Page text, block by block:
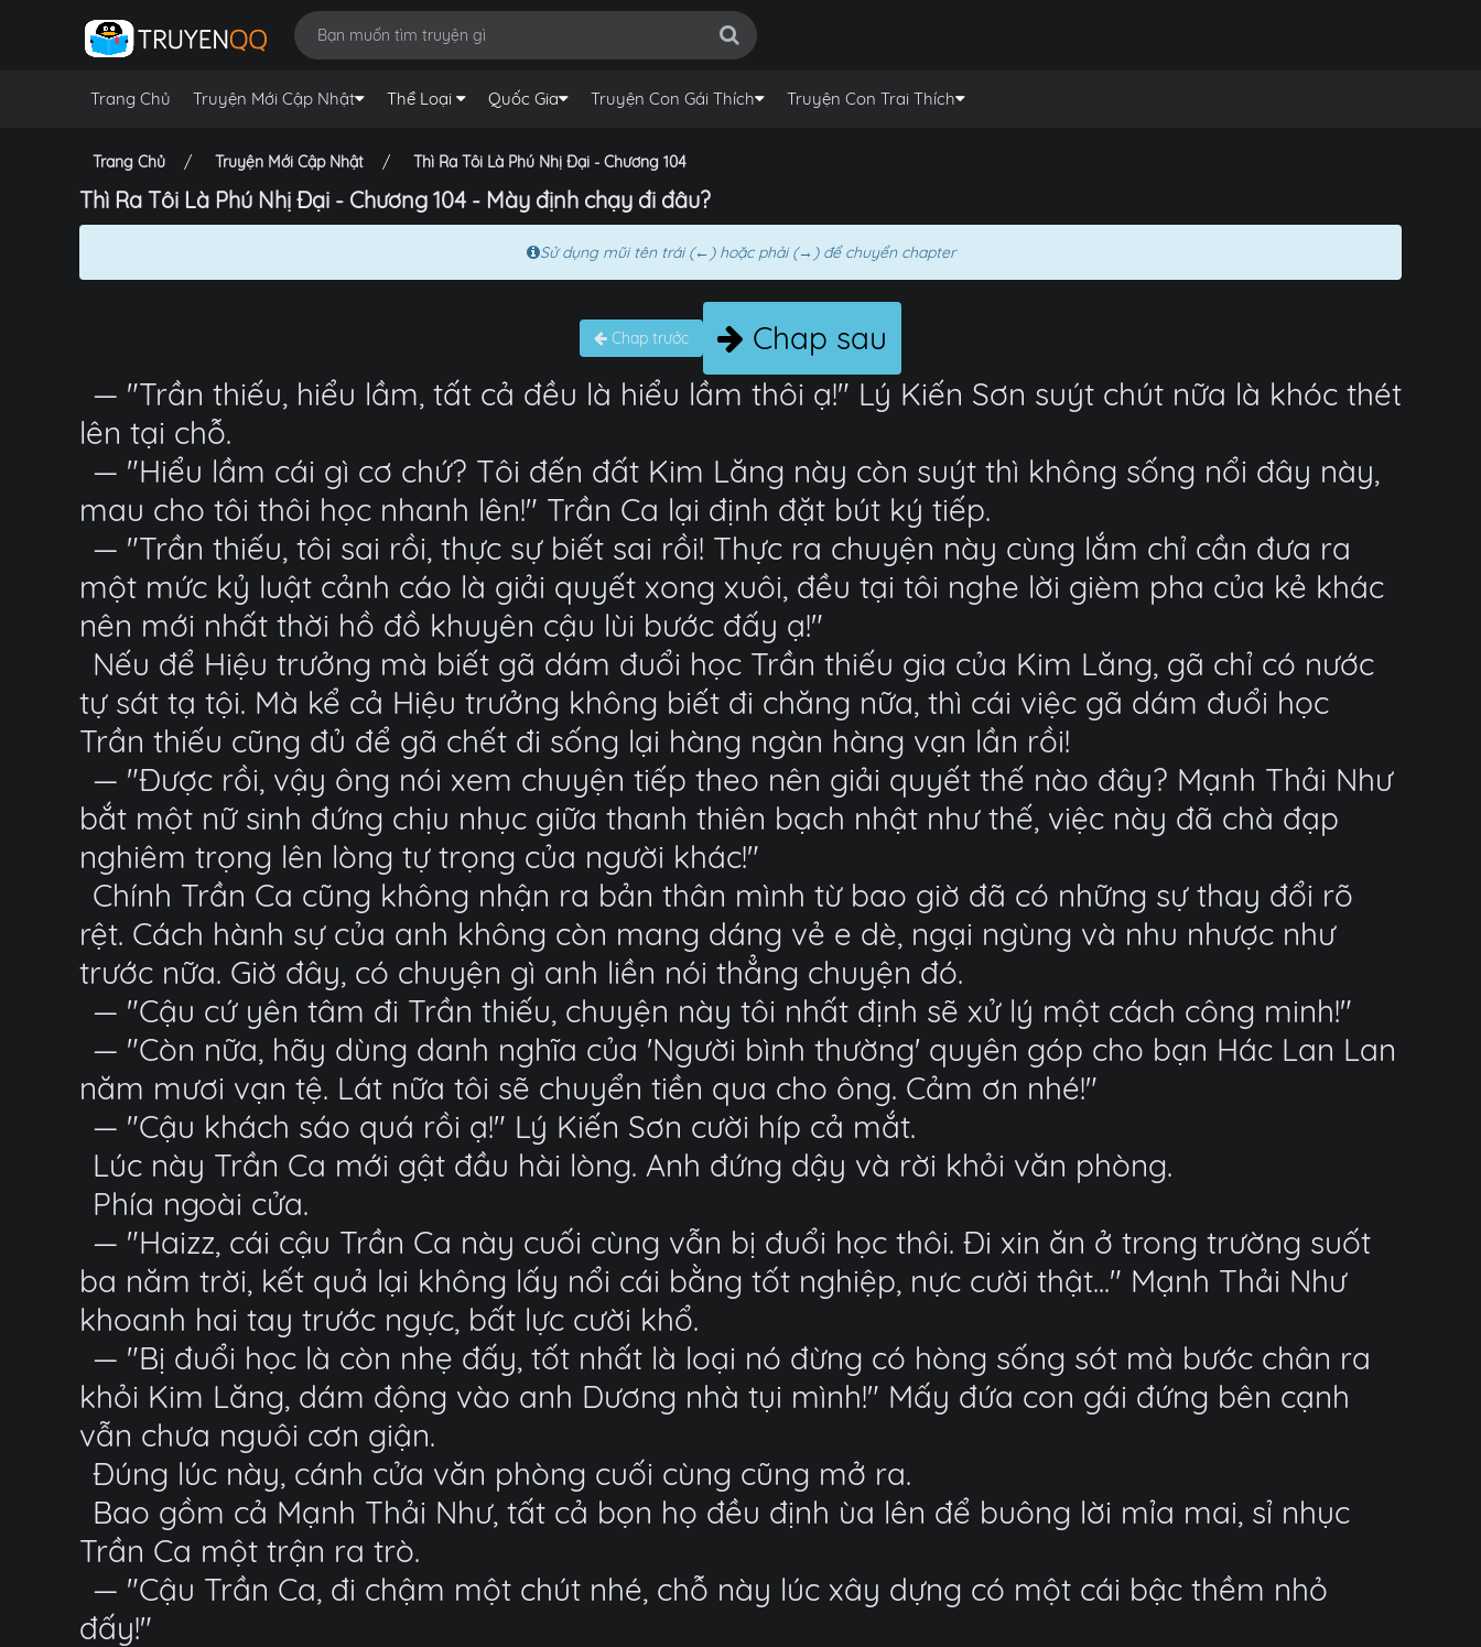
Trang Chủ Truyện Mới Cập Nhật Thể Loại Quốc Gia Truyện Con Gái Thích Truyện Con Trai Thích
Trang Chủ Truyện Mới Cập Nhật Thì Ra Tôi Là Phú Nhị Đại - Chương 104
Thì Ra Tôi Là Phú Nhị Đại - Chương 104 - Mày định chạy đi đâu?
Sử dụng mũi tên trái (←) hoặc phải (→) để chuyển chapter
Chap trước
Chap sau
— "Trần thiếu, hiểu lầm, tất cả đều là hiểu lầm thôi ạ!" Lý Kiến Sơn suýt chút nữa là khóc thét
lên tại chỗ.
— "Hiểu lầm cái gì cơ chứ? Tôi đến đất Kim Lăng này còn suýt thì không sống nổi đây này,
mau cho tôi thôi học nhanh lên!" Trần Ca lại định đặt bút ký tiếp.
— "Trần thiếu, tôi sai rồi, thực sự biết sai rồi! Thực ra chuyện này cùng lắm chỉ cần đưa ra
một mức kỷ luật cảnh cáo là giải quyết xong xuôi, đều tại tôi nghe lời gièm pha của kẻ khác
nên mới nhất thời hồ đồ khuyên cậu lùi bước đấy ạ!"
Nếu để Hiệu trưởng mà biết gã dám đuổi học Trần thiếu gia của Kim Lăng, gã chỉ có nước
tự sát tạ tội. Mà kể cả Hiệu trưởng không biết đi chăng nữa, thì cái việc gã dám đuổi học
Trần thiếu cũng đủ để gã chết đi sống lại hàng ngàn hàng vạn lần rồi!
— "Được rồi, vậy ông nói xem chuyện tiếp theo nên giải quyết thế nào đây? Mạnh Thải Như
bắt một nữ sinh đứng chịu nhục giữa thanh thiên bạch nhật như thế, việc này đã chà đạp
nghiêm trọng lên lòng tự trọng của người khác!"
Chính Trần Ca cũng không nhận ra bản thân mình từ bao giờ đã có những sự thay đổi rõ
rệt. Cách hành sự của anh không còn mang dáng vẻ e dè, ngại ngùng và nhu nhược như
trước nữa. Giờ đây, có chuyện gì anh liền nói thẳng chuyện đó.
— "Cậu cứ yên tâm đi Trần thiếu, chuyện này tôi nhất định sẽ xử lý một cách công minh!"
— "Còn nữa, hãy dùng danh nghĩa của 'Người bình thường' quyên góp cho bạn Hác Lan Lan
năm mươi vạn tệ. Lát nữa tôi sẽ chuyển tiền qua cho ông. Cảm ơn nhé!"
— "Cậu khách sáo quá rồi ạ!" Lý Kiến Sơn cười híp cả mắt.
Lúc này Trần Ca mới gật đầu hài lòng. Anh đứng dậy và rời khỏi văn phòng.
Phía ngoài cửa.
— "Haizz, cái cậu Trần Ca này cuối cùng vẫn bị đuổi học thôi. Đi xin ăn ở trong trường suốt
ba năm trời, kết quả lại không lấy nổi cái bằng tốt nghiệp, nực cười thật..." Mạnh Thải Như
khoanh hai tay trước ngực, bất lực cười khổ.
— "Bị đuổi học là còn nhẹ đấy, tốt nhất là loại nó đừng có hòng sống sót mà bước chân ra
khỏi Kim Lăng, dám động vào anh Dương nhà tụi mình!" Mấy đứa con gái đứng bên cạnh
vẫn chưa nguôi cơn giận.
Đúng lúc này, cánh cửa văn phòng cuối cùng cũng mở ra.
Bao gồm cả Mạnh Thải Như, tất cả bọn họ đều định ùa lên để buông lời mỉa mai, sỉ nhục
Trần Ca một trận ra trò.
— "Cậu Trần Ca, đi chậm một chút nhé, chỗ này lúc xây dựng có một cái bậc thềm nhỏ
đấy!"